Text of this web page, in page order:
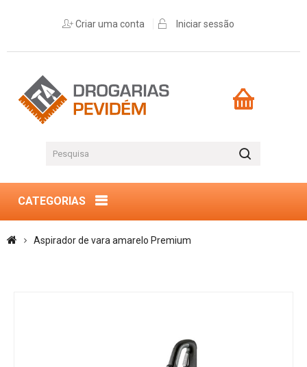
Criar uma conta Iniciar sessão
CATEGORIAS
Aspirador de vara amarelo Premium